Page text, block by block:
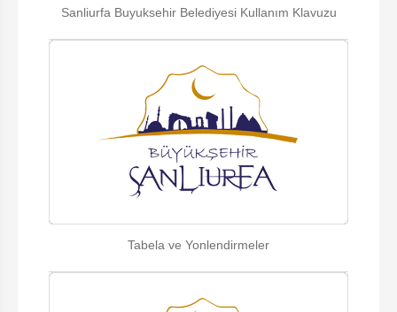
Sanliurfa Buyuksehir Belediyesi Kullanım Klavuzu
Tabela ve Yonlendirmeler